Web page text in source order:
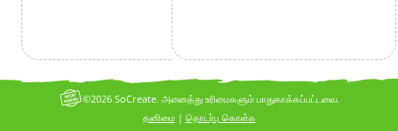
தனிமை| தொடர்பு கொள்க
©2026 SoCreate. அனைத்து உரிமைகளும் பாதுகாக்கப்பட்டவை.